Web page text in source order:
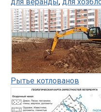
Рытье котлованов